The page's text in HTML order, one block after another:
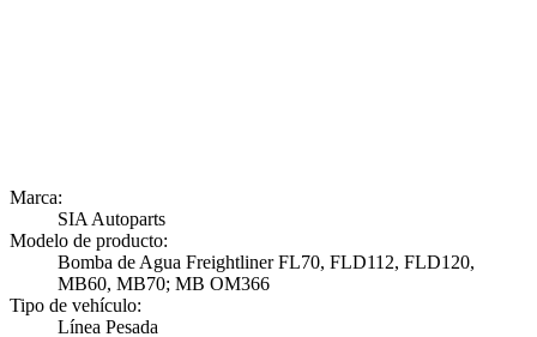
Marca:
SIA Autoparts
Modelo de producto:
Bomba de Agua Freightliner FL70, FLD112, FLD120,
MB60, MB70; MB OM366
Tipo de vehículo:
Línea Pesada